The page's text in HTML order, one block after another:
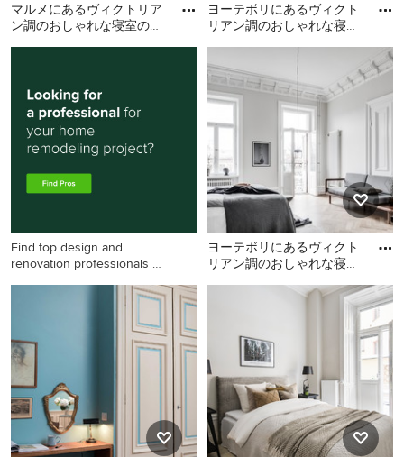
マルメにあるヴィクトリア
ン調のおしゃれな寝室のレ
マルメにあるヴィクトリア
イアウト
ヨーテボリにあるヴィクト
リアン調のおしゃれな寝室
ヨーテボリにあるヴィクト
リアン調のおしゃれな寝室
のレイアウト
Find top design and
renovation professionals on
ヨーテボリにあるヴィクト
リアン調のおしゃれな寝室
ヨーテボリにあるヴィクト
リアン調のおしゃれな寝室